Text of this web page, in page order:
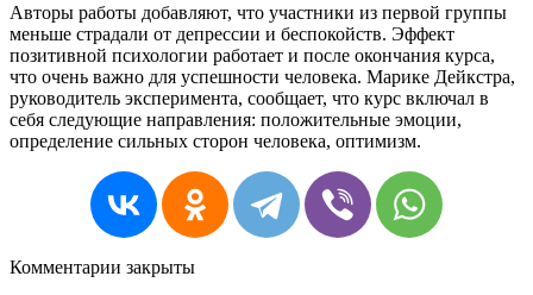
Авторы работы добавляют, что участники из первой группы
меньше страдали от депрессии и беспокойств. Эффект
позитивной психологии работает и после окончания курса,
что очень важно для успешности человека. Марике Дейкстра,
руководитель эксперимента, сообщает, что курс включал в
себя следующие направления: положительные эмоции,
определение сильных сторон человека, оптимизм.
Комментарии закрыты